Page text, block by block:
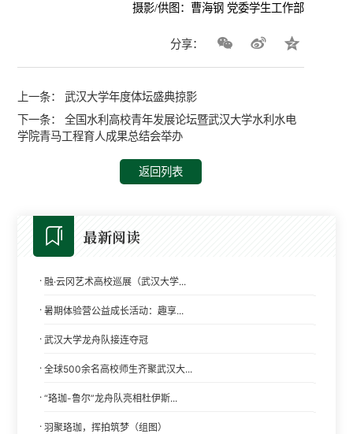
摄影/供图：曹海钢 党委学生工作部
分享：
上一条：武汉大学年度体坛盛典掠影
下一条：全国水利高校青年发展论坛暨武汉大学水利水电
学院青马工程育人成果总结会举办
返回列表
最新阅读
· 融·云冈艺术高校巡展（武汉大学...
· 暑期体验营公益成长活动：趣享...
· 武汉大学龙舟队接连夺冠
· 全球500余名高校师生齐聚武汉大...
· “珞珈-鲁尔”龙舟队亮相杜伊斯...
· 羽聚珞珈，挥拍筑梦（组图）